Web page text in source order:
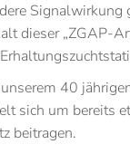
dieser „ZGAP-
40
sich um bereits
beitragen.